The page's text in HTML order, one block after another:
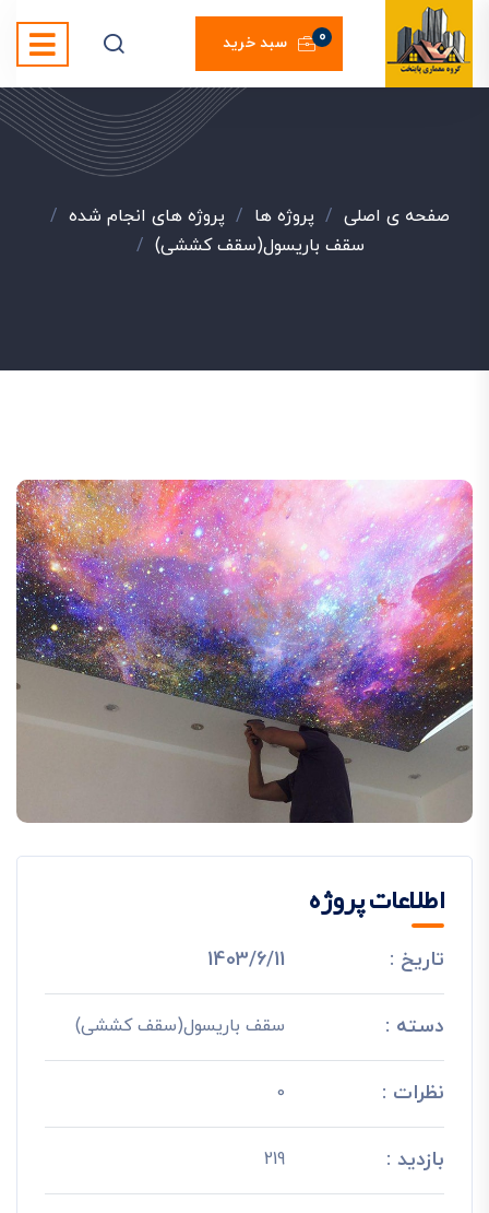
سبد خرید 0
صفحه ی اصلی / پروژه ها / پروژه های انجام شده /
سقف باریسول(سقف کششی) /
اطلاعات پروژه
تاریخ : 1403/6/11
دسته : سقف باریسول(سقف کششی)
نظرات : 0
بازدید : 219